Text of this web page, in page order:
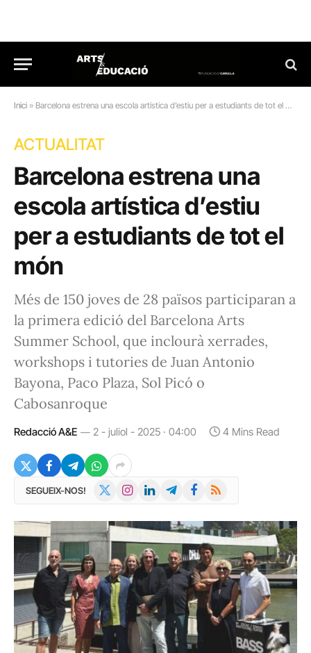
Inici » Barcelona estrena una escola artística d’estiu per a estudiants de tot el món
ACTUALITAT
Barcelona estrena una
escola artística d’estiu
per a estudiants de tot el
món
Més de 150 joves de 28 països participaran a
la primera edició del Barcelona Arts
Summer School, que inclourà xerrades,
workshops i tutories de Juan Antonio
Bayona, Paco Plaza, Sol Picó o
Cabosanroque
Redacció A&E 2 - juliol - 2025 · 04:00 4 Mins Read
SEGUEIX-NOS! InstagramLinkedInTelegramFacebook
RSS